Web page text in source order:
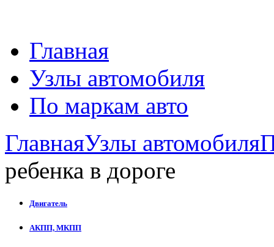
Главная
Узлы автомобиля
По маркам авто
ГлавнаяУзлы автомобиля
ребенка в дороге
Двигатель
АКПП, МКПП